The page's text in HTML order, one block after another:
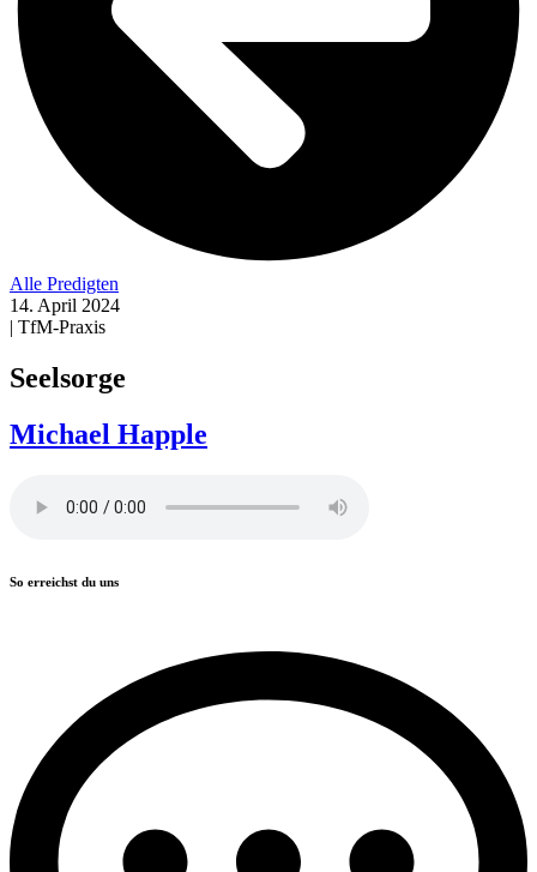
Alle Predigten
14. April 2024
| TfM-Praxis
Seelsorge
Michael Happle
So erreichst du uns